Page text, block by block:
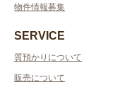
物件情報募集
SERVICE
質預かりについて
販売について